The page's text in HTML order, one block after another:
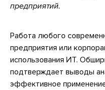
предприятий.
Работа любого
предприятия или
использования ИТ.
подтверждает выводы
эффективное